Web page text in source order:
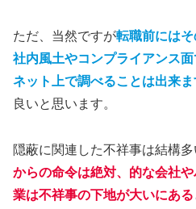
ただ、当然ですが転職前には
社内風土やコンプライアンス
ネット上で調べることは出来ま
良いと思います。
隠蔽に関連した不祥事は結構多
からの命令は絶対、的な会社
業は不祥事の下地が大いにある